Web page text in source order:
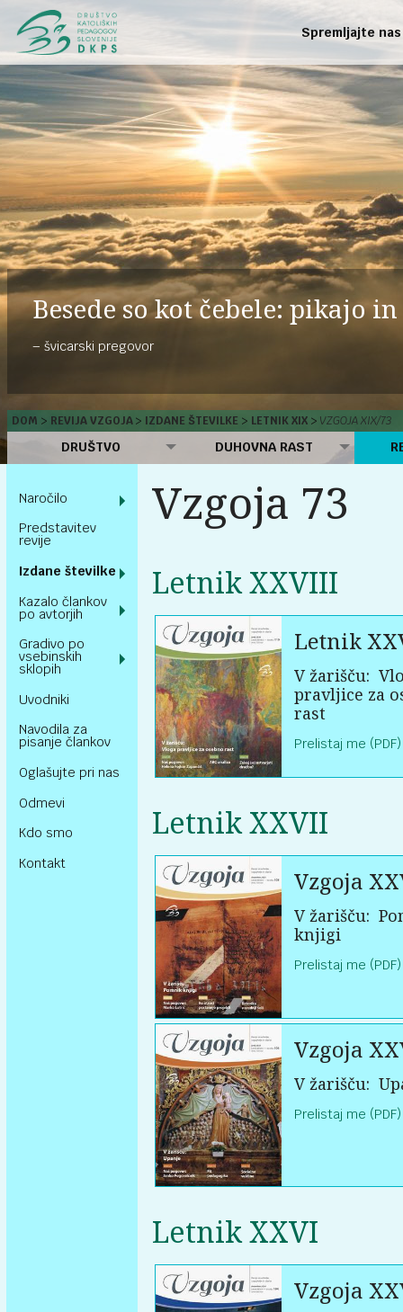
Spremljajte nas
Besede so kot čebele: pikajo
švicarski pregovor
DOM REVIJA VZGOJA IZDANE ŠTEVILKE LETNIK XIX VZGOJA XIX/73
DRUŠTVO DUHOVNA RAST
Naročilo
Predstavitev
revije
Izdane številke
Kazalo člankov
po avtorjih
Gradivo po
vsebinskih
sklopih
Uvodniki
Navodila za
pisanje člankov
Oglašujte pri nas
Odmevi
Kdo smo
Kontakt
Vzgoja 73
Letnik XXVIII
Letnik
V žarišču:
pravljice za
rast
Prelistaj me (PDF)
Letnik XXVII
Vzgoja
V žarišču:
knjigi
Prelistaj me (PDF)
Vzgoja
V žarišču:
Prelistaj me (PDF)
Letnik XXVI
Vzgoja